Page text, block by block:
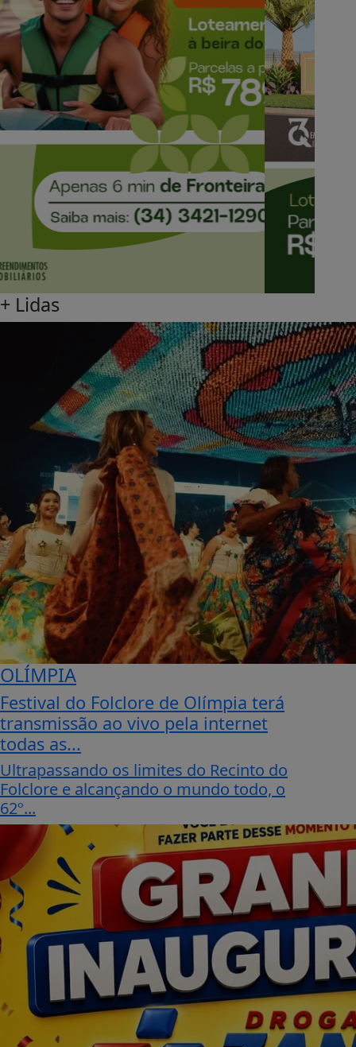
+ Lidas
OLÍMPIA
Festival do Folclore de Olímpia terá
transmissão ao vivo pela internet
todas as...
Ultrapassando os limites do Recinto do
Folclore e alcançando o mundo todo, o
62º...